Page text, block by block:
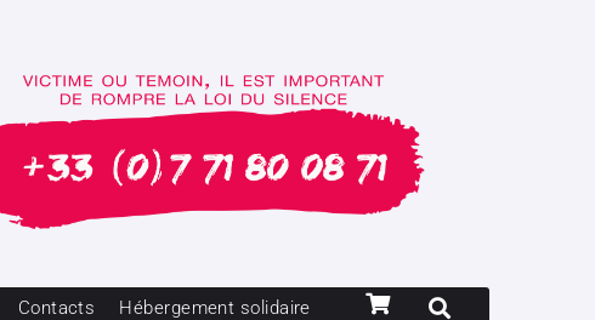
Contacts Hébergement solidaire